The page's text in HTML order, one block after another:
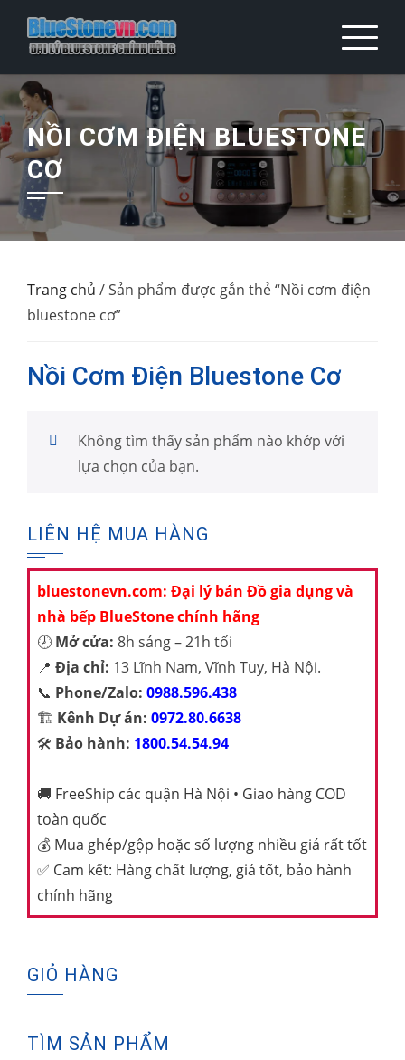
NỒI CƠM ĐIỆN BLUESTONE
CƠ
Trang chủ / Sản phẩm được gắn thẻ “Nồi cơm điện
bluestone cơ”
Nồi Cơm Điện Bluestone Cơ
Không tìm thấy sản phẩm nào khớp với
lựa chọn của bạn.
LIÊN HỆ MUA HÀNG
bluestonevn.com: Đại lý bán Đồ gia dụng và
nhà bếp BlueStone chính hãng
🕗 Mở cửa: 8h sáng – 21h tối
📍 Địa chỉ: 13 Lĩnh Nam, Vĩnh Tuy, Hà Nội.
📞 Phone/Zalo: 0988.596.438
🏗️ Kênh Dự án: 0972.80.6638
🛠️ Bảo hành: 1800.54.54.94
🚚 FreeShip các quận Hà Nội • Giao hàng COD
toàn quốc
💰 Mua ghép/gộp hoặc số lượng nhiều giá rất tốt
✅ Cam kết: Hàng chất lượng, giá tốt, bảo hành
chính hãng
GIỎ HÀNG
TÌM SẢN PHẨM